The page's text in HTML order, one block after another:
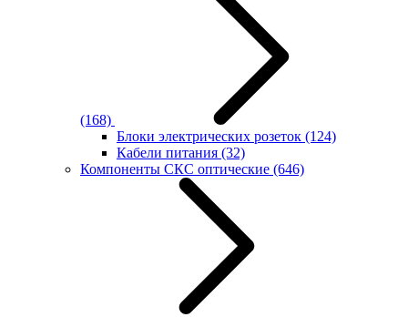
(168)
Блоки электрических розеток (124)
Кабели питания (32)
Компоненты СКС оптические (646)